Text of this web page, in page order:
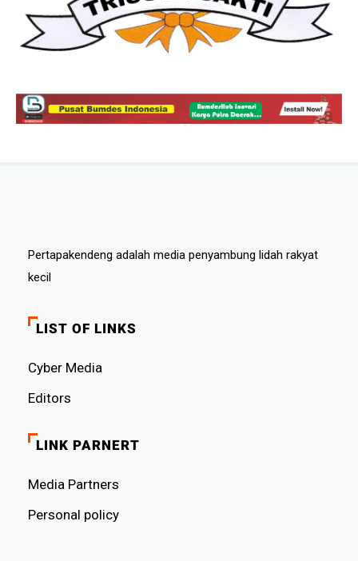
Pertapakendeng adalah media penyambung lidah rakyat
kecil
LIST OF LINKS
Cyber ​​Media
Editors
LINK PARNERT
Media Partners
Personal policy